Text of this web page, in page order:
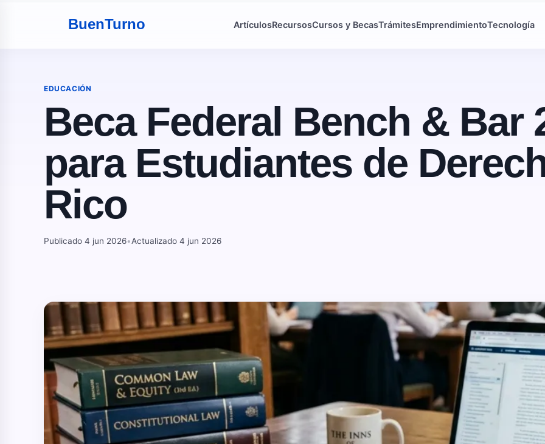
BuenTurno ArtículosRecursosCursos y BecasTrámitesEmprendimientoTecnología
EDUCACIÓN
Beca Federal Bench & Bar
para Estudiantes de
Rico
Publicado 4 jun 2026•Actualizado 4 jun 2026